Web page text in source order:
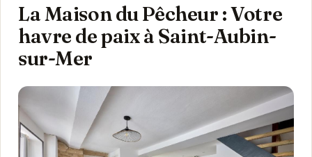
La Maison du Pêcheur : Votre
havre de paix à Saint-Aubin-
sur-Mer